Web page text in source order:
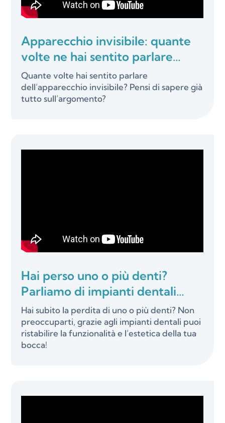
Apparecchio invisibile: quante
volte ne hai sentito parlare…
Quante volte hai sentito parlare
dell’apparecchio invisibile? Pensi di sapere già
tutto sull’argomento?
Hai perso uno o più denti?
Parliamo di impianti dentali…
Hai subito la perdita di uno o più denti? Non
preoccuparti, grazie agli impianti dentali puoi
ristabilire la funzionalità e l’estetica della tua
bocca!